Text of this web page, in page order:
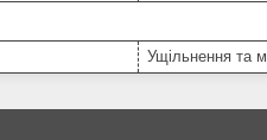
Ущільнення та